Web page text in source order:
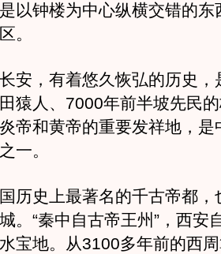
以钟楼为中心纵横交错的东
。
，有着悠久恢弘的历史，
猿人、7000年前半坡先民
帝和黄帝的重要发祥地，是
一。
史上最著名的千古帝都，
。“秦中自古帝王州”，西安
宝地。从3100多年前的西